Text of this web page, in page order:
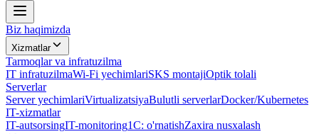
Biz haqimizda
Xizmatlar
Tarmoqlar va infratuzilma
IT infratuzilmaWi-Fi yechimlariSKS montajiOptik tolali
Serverlar
Server yechimlariVirtualizatsiyaBulutli serverlarDocker/Kubernetes
IT-xizmatlar
IT-autsorsingIT-monitoring1C: o'rnatishZaxira nusxalash